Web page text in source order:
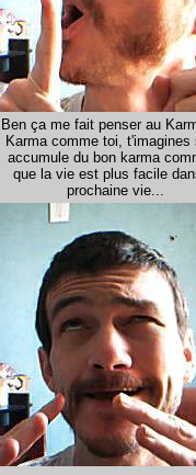
Ben ça me fait penser au
Karma comme toi, t'imagines
accumule du bon karma
que la vie est plus facile
prochaine vie...